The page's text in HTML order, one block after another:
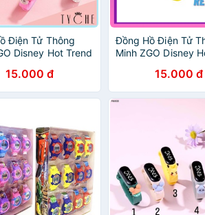
Điện Tử Thông
Disney Hot Trend
15.000 đ
Đồng Hồ Điện Tử
Minh ZGO Disney
15.000 đ